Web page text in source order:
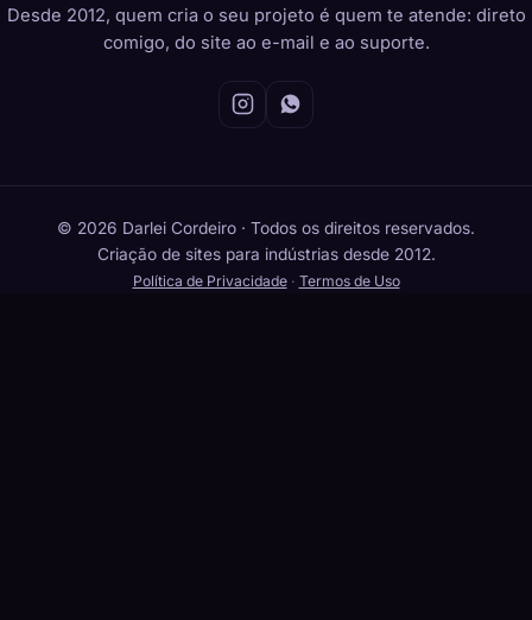
Desde 2012, quem cria o seu projeto é quem te atende: direto
comigo, do site ao e-mail e ao suporte.
© 2026 Darlei Cordeiro · Todos os direitos reservados.
Criação de sites para indústrias desde 2012.
Política de Privacidade· Termos de Uso